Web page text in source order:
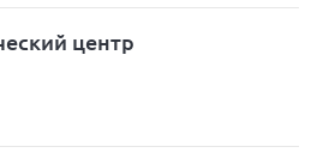
центр